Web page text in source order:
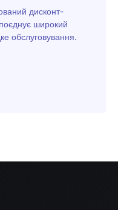
дисконт-
широкий
обслуговування.